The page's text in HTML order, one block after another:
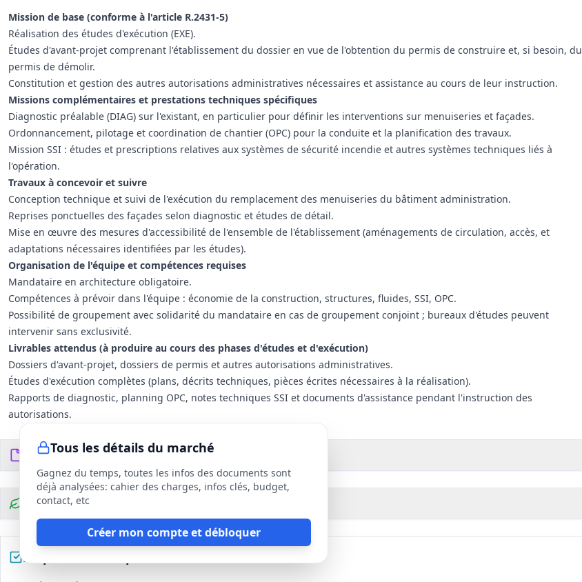
Mission de base (conforme à l'article R.2431-5)
Réalisation des études d'exécution (EXE).
Études d'avant-projet comprenant l'établissement du dossier en vue de l'obtention du permis de construire et, si besoin, du
permis de démolir.
Constitution et gestion des autres autorisations administratives nécessaires et assistance au cours de leur instruction.
Missions complémentaires et prestations techniques spécifiques
Diagnostic préalable (DIAG) sur l'existant, en particulier pour définir les interventions sur menuiseries et façades.
Ordonnancement, pilotage et coordination de chantier (OPC) pour la conduite et la planification des travaux.
Mission SSI : études et prescriptions relatives aux systèmes de sécurité incendie et autres systèmes techniques liés à
l'opération.
Travaux à concevoir et suivre
Conception technique et suivi de l'exécution du remplacement des menuiseries du bâtiment administration.
Reprises ponctuelles des façades selon diagnostic et études de détail.
Mise en œuvre des mesures d'accessibilité de l'ensemble de l'établissement (aménagements de circulation, accès, et
adaptations nécessaires identifiées par les études).
Organisation de l'équipe et compétences requises
Mandataire en architecture obligatoire.
Compétences à prévoir dans l'équipe : économie de la construction, structures, fluides, SSI, OPC.
Possibilité de groupement avec solidarité du mandataire en cas de groupement conjoint ; bureaux d'études peuvent
intervenir sans exclusivité.
Livrables attendus (à produire au cours des phases d'études et d'exécution)
Dossiers d'avant-projet, dossiers de permis et autres autorisations administratives.
Études d'exécution complètes (plans, décrits techniques, pièces écrites nécessaires à la réalisation).
Rapports de diagnostic, planning OPC, notes techniques SSI et documents d'assistance pendant l'instruction des
autorisations.
Tous les détails du marché
Gagnez du temps, toutes les infos des documents sont
déjà analysées: cahier des charges, infos clés, budget,
contact, etc
Créer mon compte et débloquer
Documents du DCE 7fichiers
Clauses environnementales
Préparez votre réponse